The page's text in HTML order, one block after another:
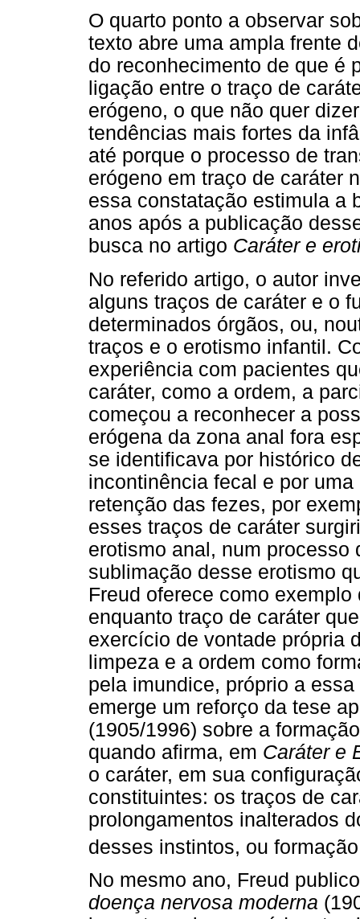
O quarto ponto a observar
texto abre uma ampla frente
do reconhecimento de que é
ligação entre o traço de
erógeno, o que não quer
tendências mais fortes da
até porque o processo de
erógeno em traço de caráter
essa constatação estimula a
anos após a publicação
busca no artigo Caráter e
No referido artigo, o autor
alguns traços de caráter e o
determinados órgãos, ou,
traços e o erotismo infantil.
experiência com pacientes
caráter, como a ordem, a
começou a reconhecer a
erógena da zona anal fora
se identificava por histórico
incontinência fecal e por
retenção das fezes, por
esses traços de caráter
erotismo anal, num
sublimação desse erotismo
Freud oferece como
enquanto traço de caráter
exercício de vontade própria
limpeza e a ordem como
pela imundice, próprio a
emerge um reforço da tese
(1905/1996) sobre a
quando afirma, em Caráter e
o caráter, em sua
constituintes: os traços de
prolongamentos inalterados
desses instintos, ou
No mesmo ano, Freud
doença nervosa moderna